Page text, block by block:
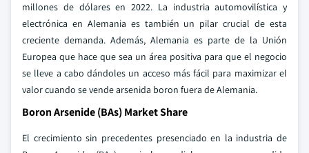
millones de dólares en 2022. La industria automovilística y
electrónica en Alemania es también un pilar crucial de esta
creciente demanda. Además, Alemania es parte de la Unión
Europea que hace que sea un área positiva para que el negocio
se lleve a cabo dándoles un acceso más fácil para maximizar el
valor cuando se vende arsenida boron fuera de Alemania.
Boron Arsenide (BAs) Market Share
El crecimiento sin precedentes presenciado en la industria de